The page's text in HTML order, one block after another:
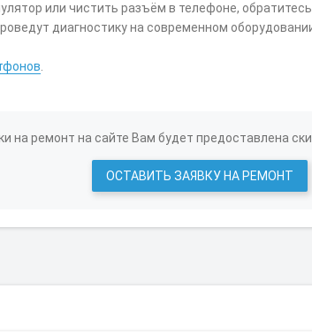
или чистить разъём в телефоне,
диагностику на современном
на ремонт на сайте Вам будет предоставлена
ОСТАВИТЬ ЗАЯВКУ НА РЕМОНТ